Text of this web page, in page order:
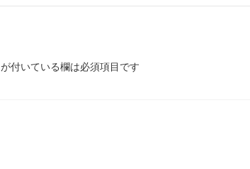
が付いている欄は必須項目です